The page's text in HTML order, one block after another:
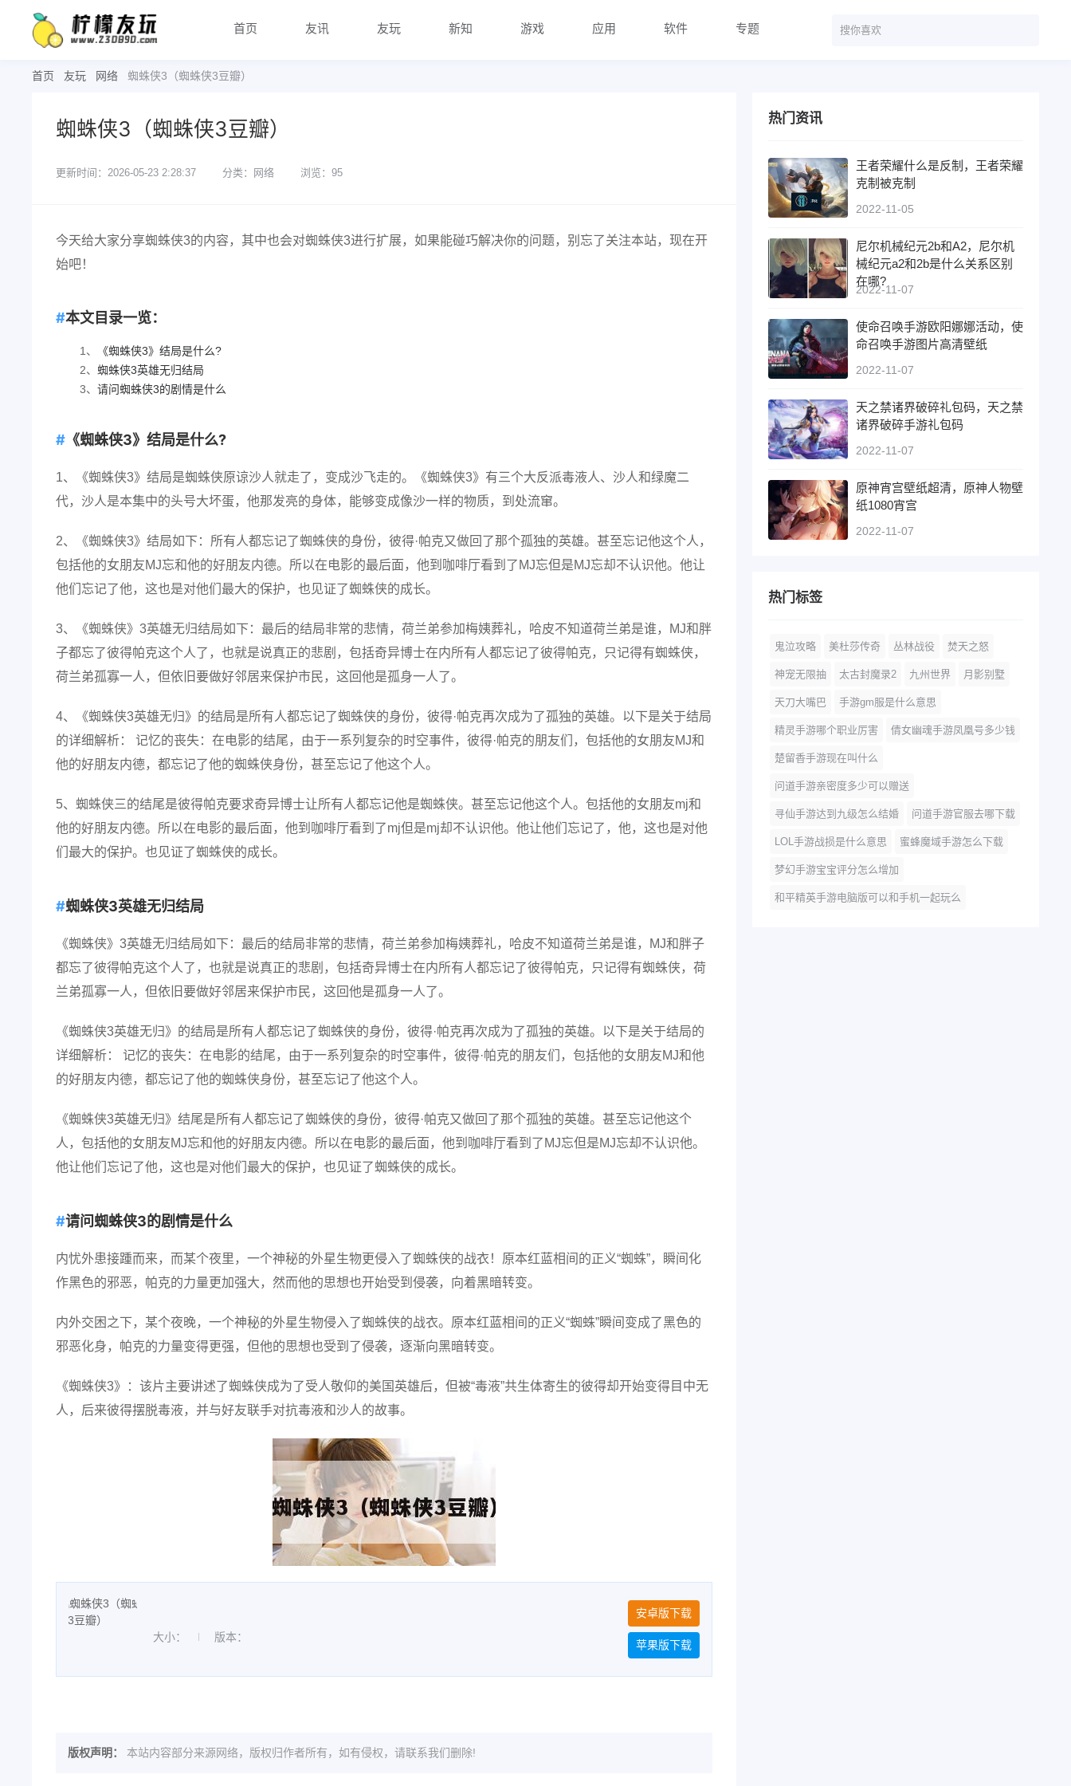
首页 友讯 友玩 新知 游戏 应用 软件 专题
首页 友玩 网络 蜘蛛侠3（蜘蛛侠3豆瓣）
蜘蛛侠3（蜘蛛侠3豆瓣）
更新时间：2026-05-23 2:28:37 分类：网络 浏览：95
今天给大家分享蜘蛛侠3的内容，其中也会对蜘蛛侠3进行扩展，如果能碰巧解决你的问题，别忘了关注本站，现在开
始吧！
本文目录一览：
1、
《蜘蛛侠3》结局是什么?
2、 蜘蛛侠3英雄无归结局
3、 请问蜘蛛侠3的剧情是什么
《蜘蛛侠3》结局是什么?
1、《蜘蛛侠3》结局是蜘蛛侠原谅沙人就走了，变成沙飞走的。《蜘蛛侠3》有三个大反派毒液人、沙人和绿魔二
代，沙人是本集中的头号大坏蛋，他那发亮的身体，能够变成像沙一样的物质，到处流窜。
2、《蜘蛛侠3》结局如下：所有人都忘记了蜘蛛侠的身份，彼得·帕克又做回了那个孤独的英雄。甚至忘记他这个人，
包括他的女朋友MJ忘和他的好朋友内德。所以在电影的最后面，他到咖啡厅看到了MJ忘但是MJ忘却不认识他。他让
他们忘记了他，这也是对他们最大的保护，也见证了蜘蛛侠的成长。
3、《蜘蛛侠》3英雄无归结局如下：最后的结局非常的悲情，荷兰弟参加梅姨葬礼，哈皮不知道荷兰弟是谁，MJ和胖
子都忘了彼得帕克这个人了，也就是说真正的悲剧，包括奇异博士在内所有人都忘记了彼得帕克，只记得有蜘蛛侠，
荷兰弟孤寡一人，但依旧要做好邻居来保护市民，这回他是孤身一人了。
4、《蜘蛛侠3英雄无归》的结局是所有人都忘记了蜘蛛侠的身份，彼得·帕克再次成为了孤独的英雄。以下是关于结局
的详细解析： 记忆的丧失：在电影的结尾，由于一系列复杂的时空事件，彼得·帕克的朋友们，包括他的女朋友MJ和
他的好朋友内德，都忘记了他的蜘蛛侠身份，甚至忘记了他这个人。
5、蜘蛛侠三的结尾是彼得帕克要求奇异博士让所有人都忘记他是蜘蛛侠。甚至忘记他这个人。包括他的女朋友mj和
他的好朋友内德。所以在电影的最后面，他到咖啡厅看到了mj但是mj却不认识他。他让他们忘记了，他，这也是对他
们最大的保护。也见证了蜘蛛侠的成长。
蜘蛛侠3英雄无归结局
《蜘蛛侠》3英雄无归结局如下：最后的结局非常的悲情，荷兰弟参加梅姨葬礼，哈皮不知道荷兰弟是谁，MJ和胖子
都忘了彼得帕克这个人了，也就是说真正的悲剧，包括奇异博士在内所有人都忘记了彼得帕克，只记得有蜘蛛侠，荷
兰弟孤寡一人，但依旧要做好邻居来保护市民，这回他是孤身一人了。
《蜘蛛侠3英雄无归》的结局是所有人都忘记了蜘蛛侠的身份，彼得·帕克再次成为了孤独的英雄。以下是关于结局的
详细解析： 记忆的丧失：在电影的结尾，由于一系列复杂的时空事件，彼得·帕克的朋友们，包括他的女朋友MJ和他
的好朋友内德，都忘记了他的蜘蛛侠身份，甚至忘记了他这个人。
《蜘蛛侠3英雄无归》结尾是所有人都忘记了蜘蛛侠的身份，彼得·帕克又做回了那个孤独的英雄。甚至忘记他这个
人，包括他的女朋友MJ忘和他的好朋友内德。所以在电影的最后面，他到咖啡厅看到了MJ忘但是MJ忘却不认识他。
他让他们忘记了他，这也是对他们最大的保护，也见证了蜘蛛侠的成长。
请问蜘蛛侠3的剧情是什么
内忧外患接踵而来，而某个夜里，一个神秘的外星生物更侵入了蜘蛛侠的战衣！原本红蓝相间的正义“蜘蛛”，瞬间化
作黑色的邪恶，帕克的力量更加强大，然而他的思想也开始受到侵袭，向着黑暗转变。
内外交困之下，某个夜晚，一个神秘的外星生物侵入了蜘蛛侠的战衣。原本红蓝相间的正义“蜘蛛”瞬间变成了黑色的
邪恶化身，帕克的力量变得更强，但他的思想也受到了侵袭，逐渐向黑暗转变。
《蜘蛛侠3》：该片主要讲述了蜘蛛侠成为了受人敬仰的美国英雄后，但被“毒液”共生体寄生的彼得却开始变得目中无
人，后来彼得摆脱毒液，并与好友联手对抗毒液和沙人的故事。
大小： 版本：
安卓版下载
苹果版下载
版权声明： 本站内容部分来源网络，版权归作者所有，如有侵权，请联系我们删除!
热门资讯
王者荣耀什么是反制，王者荣耀
克制被克制
2022-11-05
尼尔机械纪元2b和A2，尼尔机
械纪元a2和2b是什么关系区别
在哪?
2022-11-07
使命召唤手游欧阳娜娜活动，使
命召唤手游图片高清壁纸
2022-11-07
天之禁诸界破碎礼包码，天之禁
诸界破碎手游礼包码
2022-11-07
原神宵宫壁纸超清，原神人物壁
纸1080宵宫
2022-11-07
热门标签
鬼泣攻略 美杜莎传奇 丛林战役 焚天之怒
神宠无限抽 太古封魔录2 九州世界 月影别墅
天刀大嘴巴 手游gm服是什么意思
精灵手游哪个职业厉害 倩女幽魂手游凤凰号多少钱
楚留香手游现在叫什么
问道手游亲密度多少可以赠送
寻仙手游达到九级怎么结婚 问道手游官服去哪下载
LOL手游战损是什么意思 蜜蜂魔域手游怎么下载
梦幻手游宝宝评分怎么增加
和平精英手游电脑版可以和手机一起玩么